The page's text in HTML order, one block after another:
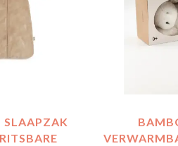
SLAAPZAK